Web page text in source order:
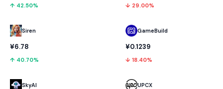
↑ 42.50%
Siren
¥6.78
↑ 40.70%
SkyAI
↓ 29.00%
GameBuild
¥0.1239
↓ 18.40%
UPCX